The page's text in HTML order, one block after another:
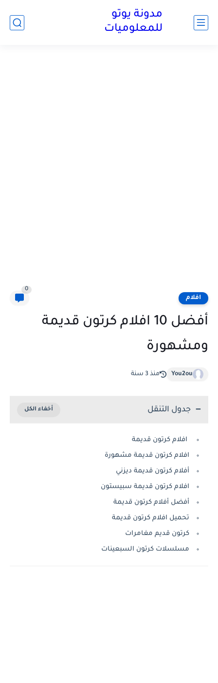
مدونة يوتو
للمعلوميات
افلام
0
أفضل 10 افلام كرتون قديمة
ومشهورة
You2ou منذ 3 سنة
جدول التنقل
افلام كرتون قديمة
افلام كرتون قديمة مشهورة
أفلام كرتون قديمة ديزني
افلام كرتون قديمة سبيستون
أفضل أفلام كرتون قديمة
تحميل افلام كرتون قديمة
كرتون قديم مغامرات
مسلسلات كرتون السبعينات